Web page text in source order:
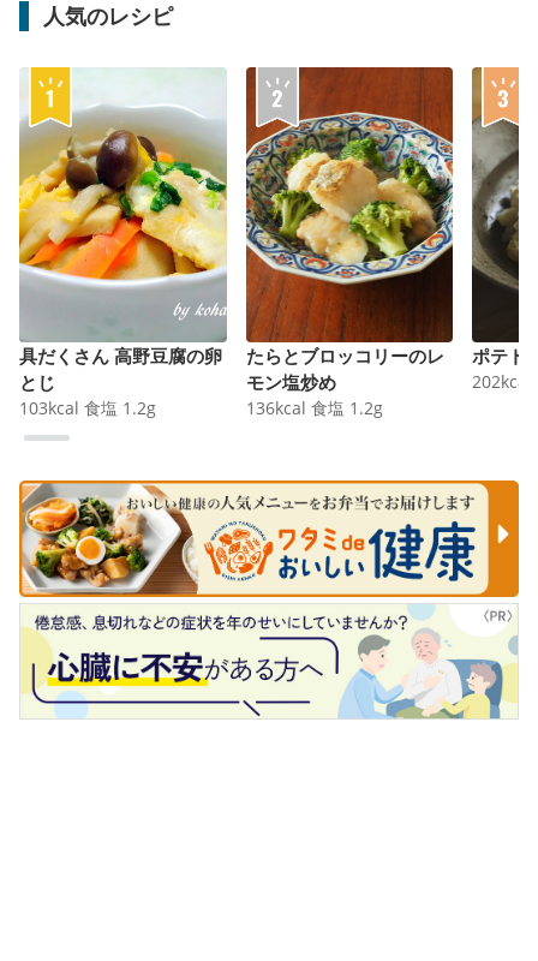
人気のレシピ
具だくさん 高野豆腐の卵
とじ
103kcal 食塩 1.2g
たらとブロッコリーのレ
モン塩炒め
136kcal 食塩 1.2g
ポテト
202kcal